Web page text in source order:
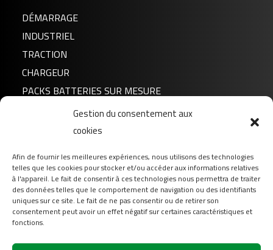
Gestion du consentement aux
cookies
Afin de fournir les meilleures expériences, nous utilisons des technologies
telles que les cookies pour stocker et/ou accéder aux informations relatives
à l'appareil. Le fait de consentir à ces technologies nous permettra de traiter
des données telles que le comportement de navigation ou des identifiants
uniques sur ce site. Le fait de ne pas consentir ou de retirer son
consentement peut avoir un effet négatif sur certaines caractéristiques et
fonctions.
FLTX4L/5L/7L+ – FLTZ5S/6S/7S+
DÉMARRAGE
INDUSTRIEL
TRACTION
CHARGEUR
PACKS BATTERIES SUR MESURE
FAQ
Téléchargement
Login
Contact